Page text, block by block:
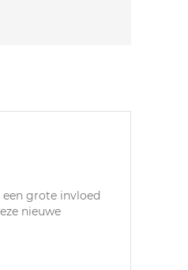
grote invloed
nieuwe